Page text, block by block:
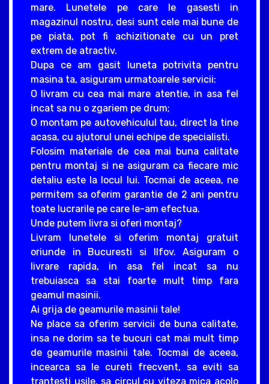
mare. Lunetele pe care le gasesti in
magazinul nostru, desi sunt cele mai bune de
pe piata, pot fi achizitionate cu un pret
extrem de atractiv.
Dupa ce am gasit luneta potrivita pentru
masina ta, asiguram urmatoarele servicii:
O livram cu cea mai mare atentie, in asa fel
incat sa nu o zgariem pe drum;
O montam pe autovehiculul tau, direct la tine
acasa, cu ajutorul unei echipe de specialisti.
Folosim materiale de cea mai buna calitate
pentru montaj si ne asiguram ca fiecare mic
detaliu este la locul lui. Tocmai de aceea, ne
permitem sa oferim garantie de 2 ani pentru
toate lucrarile pe care le-am efectua.
Unde putem livra si oferi montaj?
Livram lunetele si oferim montaj gratuit
oriunde in Bucuresti si Ilfov. Asiguram o
livrare rapida, in asa fel incat sa nu
trebuiasca sa stai foarte mult timp fara
geamul masinii.
Ai grija de geamurile masinii tale!
Ne place sa oferim servicii de buna calitate,
insa ne dorim sa te bucuri cat mai mult timp
de geamurile masinii tale. Tocmai de aceea,
incearca sa le cureti frecvent, sa eviti sa
trantesti usile, sa circul cu viteza mica acolo